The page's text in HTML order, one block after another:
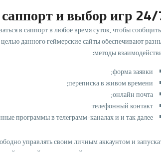
24/7 саппорт и
в саппорт в любое время суток, чтобы
данного геймерские сайты обеспечивают
методы
форма заявки;
переписка в живом времени;
онлайн почта;
телефонный контакт
программы в телеграмм-каналах и и так далее.
управлять своим личным аккаунтом и